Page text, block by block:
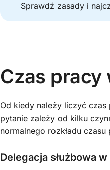
Sprawdź zasady i
Czas pracy
Od kiedy należy liczyć czas
pytanie zależy od kilku
normalnego rozkładu
Delegacja służbowa